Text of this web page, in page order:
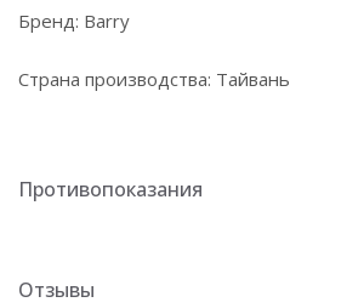
Бренд: Barry
Страна производства: Тайвань
Противопоказания
Отзывы